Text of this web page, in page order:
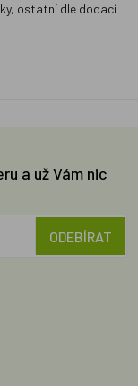
ostatní dle dodací
a už Vám nic
ODEBÍRAT